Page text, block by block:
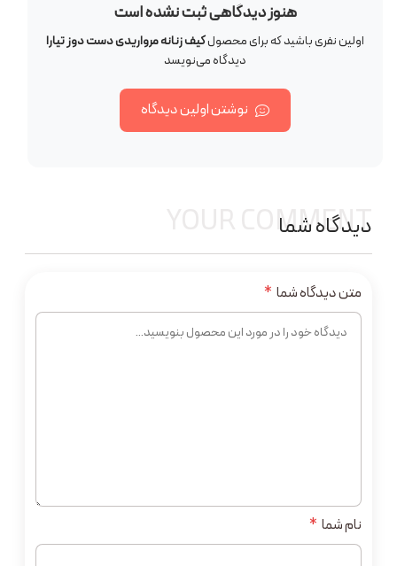
هنوز دیدگاهی ثبت نشده است
اولین نفری باشید که برای محصولکیف زنانه مرواریدی دست دوز تیارا
دیدگاه می‌نویسد
نوشتن اولین دیدگاه
دیدگاه شما
YOUR COMMENT
نام شما *
متن دیدگاه شما *